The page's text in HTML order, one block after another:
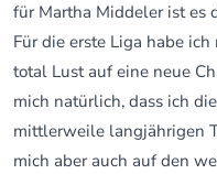
für Martha Middeler ist es
Für die erste Liga habe
total Lust auf eine neue
mich natürlich, dass ich
mittlerweile langjährigen
mich aber auch auf den